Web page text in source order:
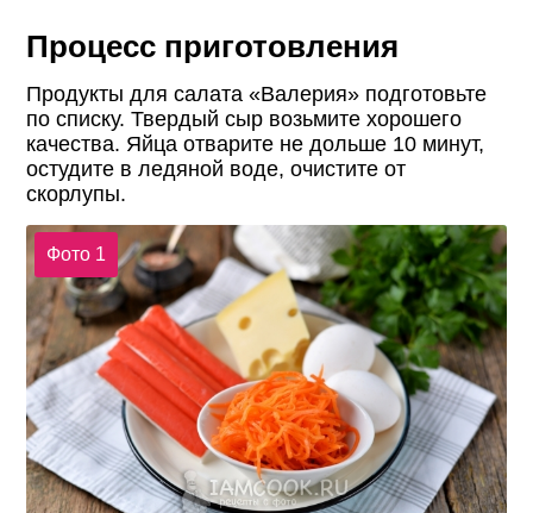
Процесс приготовления
Продукты для салата «Валерия» подготовьте
по списку. Твердый сыр возьмите хорошего
качества. Яйца отварите не дольше 10 минут,
остудите в ледяной воде, очистите от
скорлупы.
Фото 1